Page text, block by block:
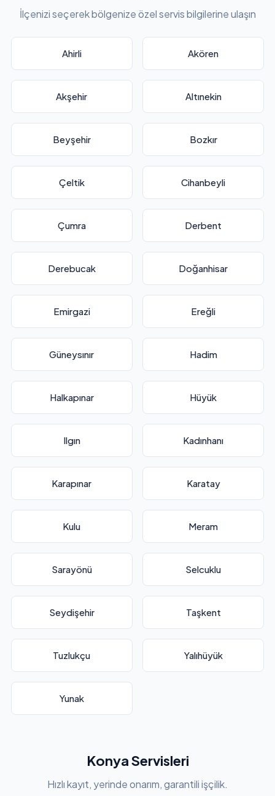
İlçenizi seçerek bölgenize özel servis bilgilerine ulaşın
Ahirli Akören
Akşehir Altınekin
Beyşehir Bozkır
Çeltik Cihanbeyli
Çumra Derbent
Derebucak Doğanhisar
Emirgazi Ereğli
Güneysınır Hadim
Halkapınar Hüyük
Ilgın Kadınhanı
Karapınar Karatay
Kulu Meram
Sarayönü Selcuklu
Seydişehir Taşkent
Tuzlukçu Yalıhüyük
Yunak
Konya Servisleri
Hızlı kayıt, yerinde onarım, garantili işçilik.